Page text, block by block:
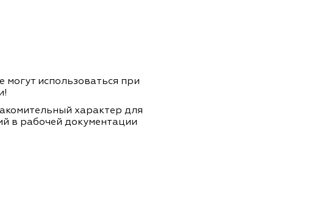
могут использоваться при
характер для
в рабочей документации